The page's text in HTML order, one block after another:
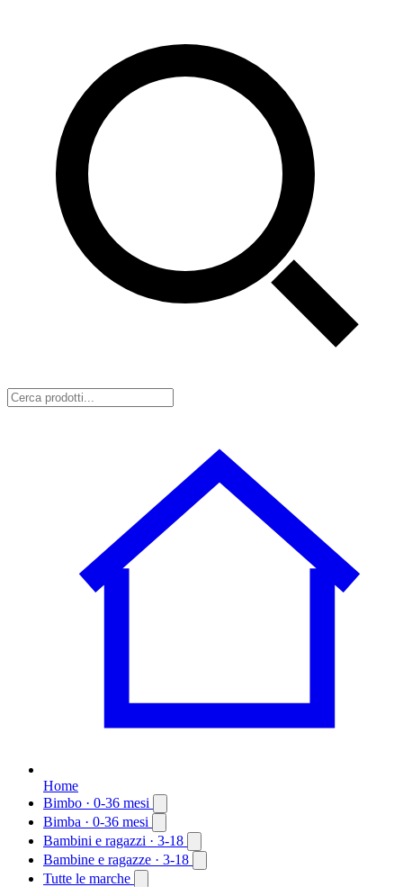
Home
Bimbo · 0-36 mesi
Bimba · 0-36 mesi
Bambini e ragazzi · 3-18
Bambine e ragazze · 3-18
Tutte le marche